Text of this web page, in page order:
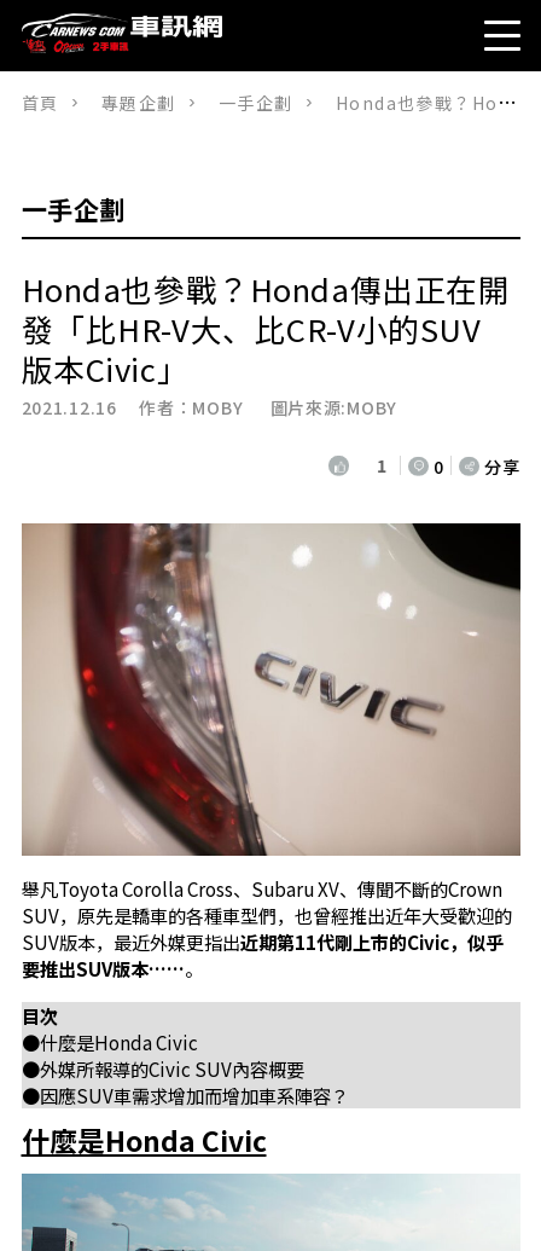
首頁 專題企劃 一手企劃 Honda也參戰？Honda傳出正在開發「比HR-V大、比CR-V小的SUV 版本Civic」
一手企劃
Honda也參戰？Honda傳出正在開
發「比HR-V大、比CR-V小的SUV
版本Civic」
2021.12.16 作者： MOBY 圖片來源:MOBY
1 0 分享
舉凡Toyota Corolla Cross、Subaru XV、傳聞不斷的Crown
SUV，原先是轎車的各種車型們，也曾經推出近年大受歡迎的
SUV版本，最近外媒更指出近期第11代剛上市的Civic，似乎
要推出SUV版本……。
目次
●什麼是Honda Civic
●外媒所報導的Civic SUV內容概要
●因應SUV車需求增加而增加車系陣容？
什麼是Honda Civic